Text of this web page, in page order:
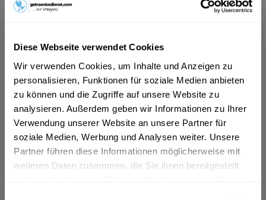
Diese Webseite verwendet Cookies
Wir verwenden Cookies, um Inhalte und Anzeigen zu
personalisieren, Funktionen für soziale Medien anbieten
zu können und die Zugriffe auf unsere Website zu
analysieren. Außerdem geben wir Informationen zu Ihrer
Verwendung unserer Website an unsere Partner für
soziale Medien, Werbung und Analysen weiter. Unsere
Partner führen diese Informationen möglicherweise mit
weiteren Daten zusammen, die Sie ihnen bereitgestellt
Vorrätig
In den Warenkorb
Hinzugefügt
Artikel-Nr.: 15435
Beschreibung
mehr